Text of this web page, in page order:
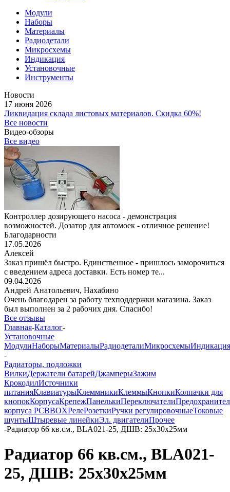
Модули
Наборы
Материалы
Радиодетали
Микросхемы
Индикация
Установочные
Инструменты
Новости
17 июня 2026
Ликвидация склада листовых материалов. Скидка 60%!
Все новости
Видео-обзоры
Все видео
Контроллер дозирующего насоса - демонстрация
возможностей. Дозатор для автомоек - отличное решение!
Благодарности
17.05.2026
Алексей
Заказ пришёл быстро. Единственное - пришлось заморочиться
с введением адреса доставки. Есть номер те...
09.04.2026
Андрей Анатольевич, Нахабино
Очень благодарен за работу техподдержки магазина. Заказ
был выполнен за 2 рабочих дня. Спасибо!
Все отзывы
Главная-Каталог-
Установочные
МодулиНаборыМатериалыРадиодеталиМикросхемыИндикация
-
Радиаторы, подложки
ВилкиДержатели батарейДжамперыЗажим
КрокодилИсточники
питанияКлавиатурыКлеммникиКлеммыКнопкиКолпачки для
кнопокКорпусаКрепежПанелькиПереключатели
корпуса PCBBOXРелеРозеткиРучки регулировочныеТоковые
шунтыШтыревые линейкиЭл. двигателиПрочее
-Радиатор 66 кв.см., BLA021-25, ДШВ: 25x30x25мм
Радиатор 66 кв.см., BLA021-
25, ДШВ: 25x30x25мм